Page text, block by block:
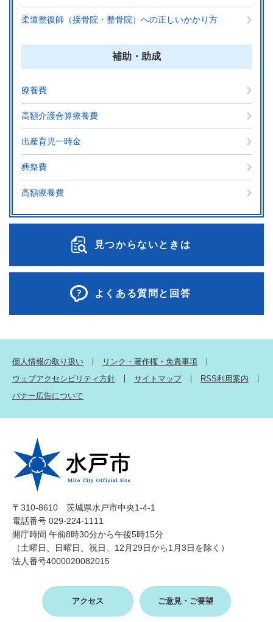
柔道整復師（接骨院・整骨院）への正しいかかり方
補助・助成
療養費
高額介護合算療養費
出産育児一時金
葬祭費
高額療養費
見つからないときは
よくある質問と回答
個人情報の取り扱い
リンク・著作権・免責事項
ウェブアクセシビリティ方針
サイトマップ
RSS利用案内
バナー広告について
〒310-8610 茨城県水戸市中央1-4-1
電話番号 029-224-1111
開庁時間 午前8時30分から午後5時15分
（土曜日、日曜日、祝日、12月29日から1月3日を除く）
法人番号4000020082015
アクセス ご意見・ご要望